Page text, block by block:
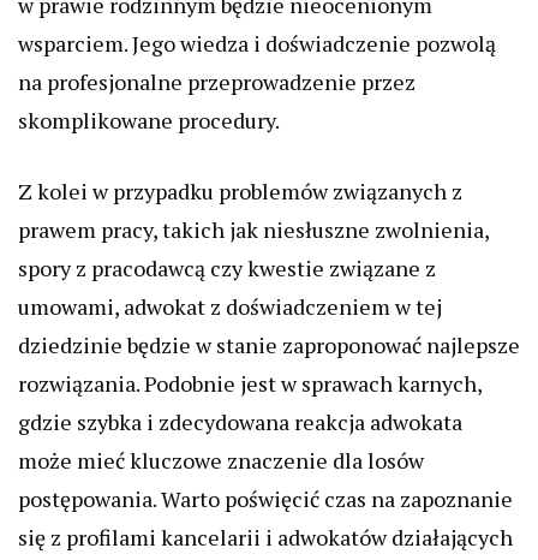
wsparciem. Jego wiedza i doświadczenie pozwolą
na profesjonalne przeprowadzenie przez
skomplikowane procedury.
Z kolei w przypadku problemów związanych z
prawem pracy, takich jak niesłuszne zwolnienia,
spory z pracodawcą czy kwestie związane z
umowami, adwokat z doświadczeniem w tej
dziedzinie będzie w stanie zaproponować najlepsze
rozwiązania. Podobnie jest w sprawach karnych,
gdzie szybka i zdecydowana reakcja adwokata
może mieć kluczowe znaczenie dla losów
postępowania. Warto poświęcić czas na zapoznanie
się z profilami kancelarii i adwokatów działających